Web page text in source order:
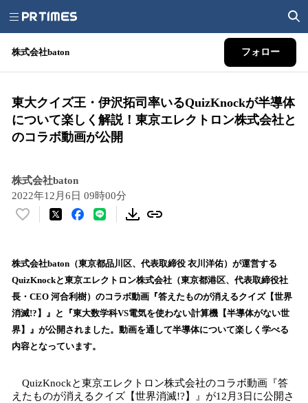
株式会社baton フォロー
東大クイズ王・伊沢拓司率いるQuizKnockが半導体
について楽しく解説！東京エレクトロン株式会社と
のコラボ動画が公開
株式会社baton
2022年12月6日 09時00分
い
！
数
を
読
み
込
み
で
す
株式会社baton（東京都品川区、代表取締役 衣川洋佑）が運営する
QuizKnockと東京エレクトロン株式会社（東京都港区、代表取締役社
長・CEO 河合利樹）のコラボ動画『答えたものが消えるクイズ【世界
消滅!?】』と『東大数学科VS電気を使わない計算機【半導体がない世
界】』が公開されました。動画を通して半導体について楽しく学べる
内容となっています。
QuizKnockと東京エレクトロン株式会社のコラボ動画『答
えたものが消えるクイズ【世界消滅!?】』が12月3日に公開さ